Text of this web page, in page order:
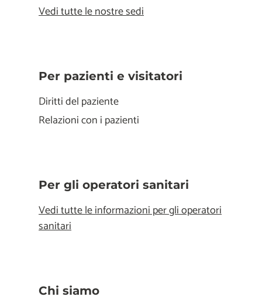
Vedi tutte le nostre sedi
Per pazienti e visitatori
Diritti del paziente
Relazioni con i pazienti
Per gli operatori sanitari
Vedi tutte le informazioni per gli operatori
sanitari
Chi siamo